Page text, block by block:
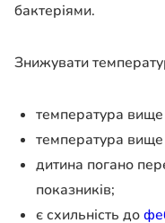
бактеріями.
Знижувати
температура вище
температура вище
дитина погано
показників;
є схильність до